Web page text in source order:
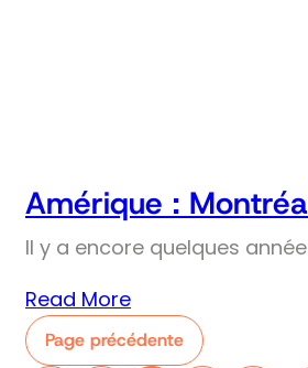
Amérique :
Il y a encore quelques
Read More
Page précédente